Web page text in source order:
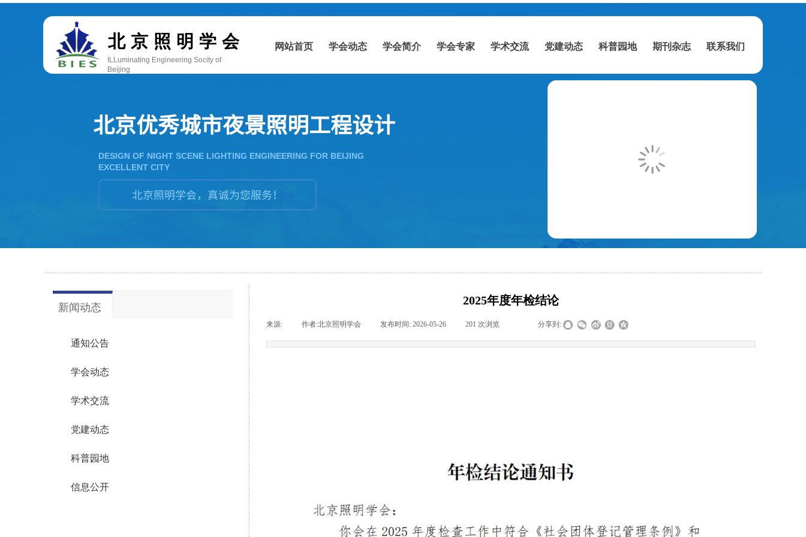
DESIGN OF NIGHT SCENE LIGHTING ENGINEERING FOR BEIJING
EXCELLENT CITY
网站首页 学会动态 学会简介 学会专家 学术交流 党建动态 科普园地 期刊杂志 联系我们
ILLuminating Engineering Socity of
Beijing
双击此处添加文字
北京照明学会，真诚为您服务！
北京优秀城市夜景照明工程设计
北京照明学会
2025年度年检结论
来源: 作者:北京照明学会 发布时间: 2026-05-26 201 次浏览 分享到:
新闻动态
通知公告
学会动态
学术交流
党建动态
科普园地
信息公开